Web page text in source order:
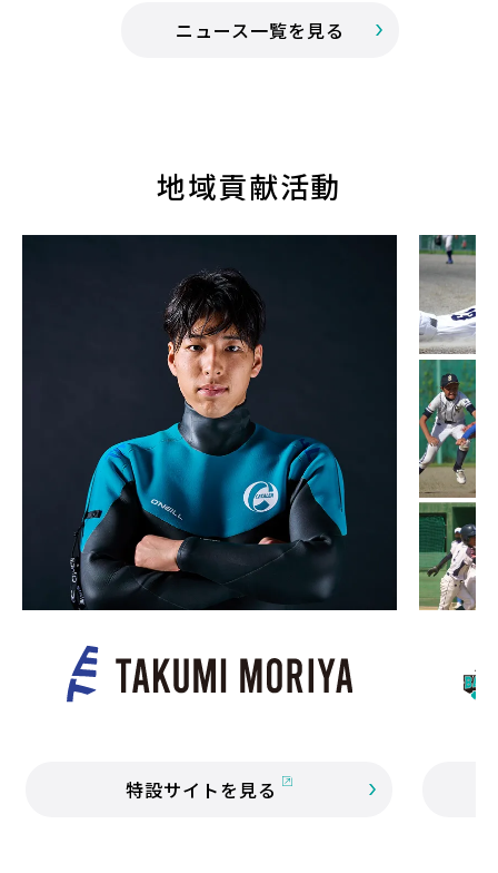
ニュース一覧を見る
地域貢献活動
特設サイトを見る